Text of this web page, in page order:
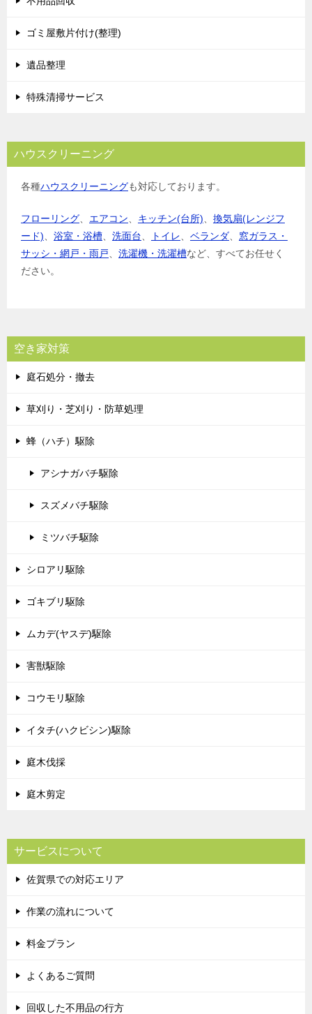
ゴミ屋敷片付け(整理)
遺品整理
特殊清掃サービス
ハウスクリーニング
各種ハウスクリーニングも対応しております。
フローリング エアコン キッチン(台所)
換気扇(レンジフ
ード)
浴室・浴槽 洗面台 トイレ ベランダ
窓ガラス・
サッシ・網戸・雨戸
洗濯機・洗濯槽など、すべてお任せく
ださい。
空き家対策
庭石処分・撤去
草刈り・芝刈り・防草処理
蜂（ハチ）駆除
アシナガバチ駆除
スズメバチ駆除
ミツバチ駆除
シロアリ駆除
ゴキブリ駆除
ムカデ(ヤスデ)駆除
害獣駆除
コウモリ駆除
イタチ(ハクビシン)駆除
庭木伐採
庭木剪定
サービスについて
佐賀県での対応エリア
作業の流れについて
料金プラン
よくあるご質問
回収した不用品の行方